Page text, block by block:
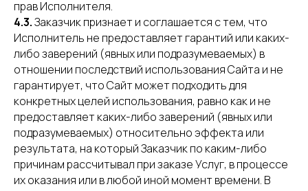
прав Исполнителя.
4.3.Заказчик признает и соглашается с тем, что
Исполнитель не предоставляет гарантий или каких-
либо заверений (явных или подразумеваемых) в
отношении последствий использования Сайта и не
гарантирует, что Сайт может подходить для
конкретных целей использования, равно как и не
предоставляет каких-либо заверений (явных или
подразумеваемых) относительно эффекта или
результата, на который Заказчик по каким-либо
причинам рассчитывал при заказе Услуг, в процессе
их оказания или в любой иной момент времени. В